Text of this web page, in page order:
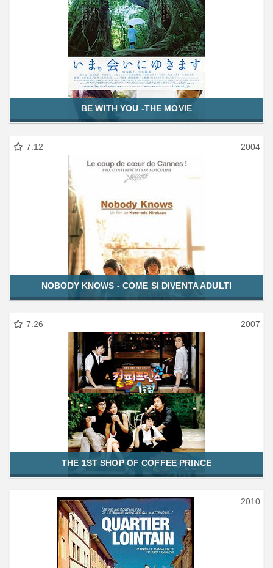
BE WITH YOU -THE MOVIE
7.12 2004
NOBODY KNOWS - COME SI DIVENTA ADULTI
7.26 2007
THE 1ST SHOP OF COFFEE PRINCE
2010